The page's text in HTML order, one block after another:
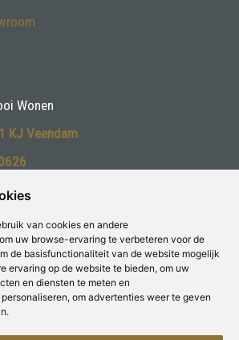
van cookies en andere
uw browse-ervaring te verbeteren voor de
de basisfunctionaliteit van de website mogelijk
ervaring op de website te bieden, om uw
en diensten te meten en
, om advertenties weer te geven
.
Wonen
KJ Veendam